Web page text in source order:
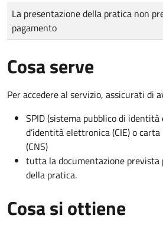
Tipo di pagamento
Importo
La presentazione della pratica non
pagamento
Cosa serve
Per accedere al servizio, assicurati di
SPID (sistema pubblico di
d’identità elettronica (CIE) o
(CNS)
tutta la documentazione prevista
della pratica.
Cosa si ottiene